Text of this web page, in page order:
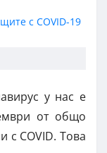
у нас е
от общо
с COVID. Това